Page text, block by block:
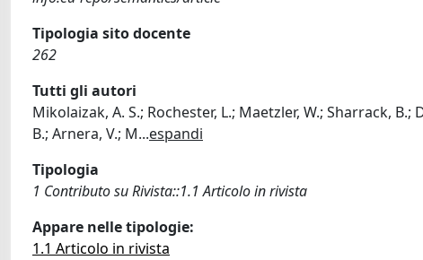
Tipologia sito docente
262
Tutti gli autori
Mikolaizak, A. S.; Rochester, L.; Maetzler, W.; Sharrack,
B.; Arnera, V.; M...espandi
Tipologia
1 Contributo su Rivista::1.1 Articolo in rivista
Appare nelle tipologie:
1.1 Articolo in rivista